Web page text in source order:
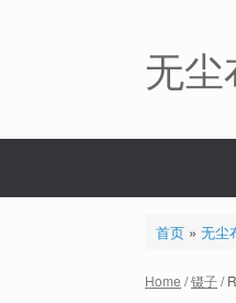
无尘
首页» 无尘
Home /镊子/